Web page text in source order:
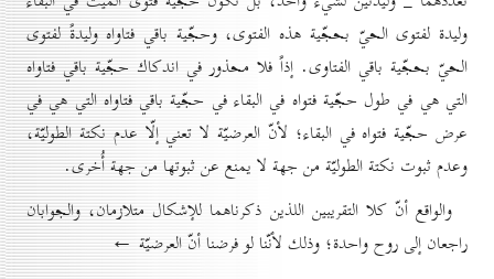
وليدة لفتوى الحيّ بحجّية هذه الفتوى، وحجّية باقي فتاواه وليدةً لفتوى
الحيّ بحجّية باقي الفتاوى. إذاً فلا محذور في اندكاك حجّية باقي فتاواه
التي هي في طول حجّية فتواه في البقاء في حجّية باقي فتاواه التي هي في
عرض حجّية فتواه في البقاء؛ لأنّ العرضيّة لا تعني إلّا عدم نكتة الطوليّة،
وعدم ثبوت نكتة الطوليّة من جهة لا يمنع عن ثبوتها من جهة أُخری.
والواقع أنّ كلا التقريبين اللذين ذكرناهما للإشكال متلازمان، والجوابان
راجعان إلى روح واحدة؛ وذلك لأنّنا لو فرضنا أنّ العرضيّة ←